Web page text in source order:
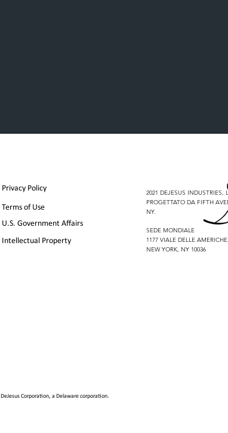
Privacy Policy
Terms of Use
U.S. Government Affairs
Intellectual Property
2021 DEJESUS INDUSTRIES,
PROGETTATO DA FIFTH
NY.
SEDE MONDIALE
1177 VIALE DELLE
NEW YORK, NY 10036
DeJesus Corporation, a Delaware corporation.